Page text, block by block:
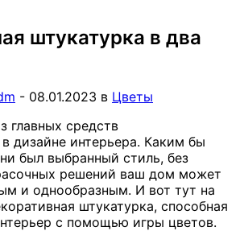
штукатурка в два
- 08.01.2023 в Цветы
главных средств
дизайне интерьера. Каким бы
был выбранный стиль, без
решений ваш дом может
и однообразным. И вот тут на
штукатурка, способная
с помощью игры цветов.